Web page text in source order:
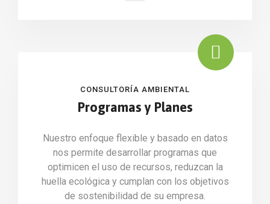
CONSULTORÍA AMBIENTAL
Programas y Planes
Nuestro enfoque flexible y basado en datos
nos permite desarrollar programas que
optimicen el uso de recursos, reduzcan la
huella ecológica y cumplan con los objetivos
de sostenibilidad de su empresa.